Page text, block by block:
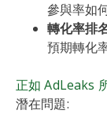
參與率如何
轉化率排
預期轉化
正如 AdLeaks
潛在問題: